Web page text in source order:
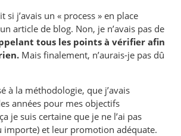
si j’avais un « process » en place
article de blog. Non, je n’avais pas de
tous les points à vérifier afin
Mais finalement, n’aurais-je pas dû
à la méthodologie, que j’avais
années pour mes objectifs
je suis certaine que je ne l’ai pas
importe) et leur promotion adéquate.